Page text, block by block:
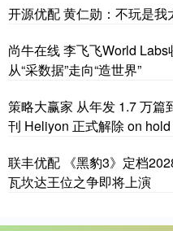
开源优配 黄仁勋：不玩是
尚牛在线 李飞飞World
从“采数据”走向“造世界”
策略大赢家 从年发 1.7 万篇
刊 Heliyon 正式解除 on
联丰优配 《黑豹3》定档
瓦坎达王位之争即将上演